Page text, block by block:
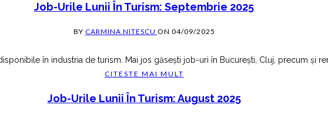
Job-Urile Lunii În Turism: Septembrie 2025
BY CARMINA NITESCU ON 04/09/2025
în industria de turism. Mai jos găsești job-uri în București, Cluj, precum și
CITESTE MAI MULT
Job-Urile Lunii În Turism: August 2025